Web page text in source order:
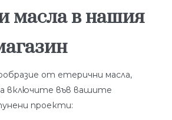
масла в нашия
от етерични масла,
включите във вашите
проекти: